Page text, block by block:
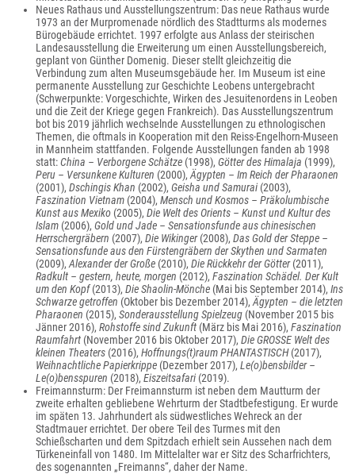
Neues Rathaus und Ausstellungszentrum: Das neue Rathaus wurde
1973 an der Murpromenade nördlich des Stadtturms als modernes
Bürogebäude errichtet. 1997 erfolgte aus Anlass der steirischen
Landesausstellung die Erweiterung um einen Ausstellungsbereich,
geplant von Günther Domenig. Dieser stellt gleichzeitig die
Verbindung zum alten Museumsgebäude her. Im Museum ist eine
permanente Ausstellung zur Geschichte Leobens untergebracht
(Schwerpunkte: Vorgeschichte, Wirken des Jesuitenordens in Leoben
und die Zeit der Kriege gegen Frankreich). Das Ausstellungszentrum
bot bis 2019 jährlich wechselnde Ausstellungen zu ethnologischen
Themen, die oftmals in Kooperation mit den Reiss-Engelhorn-Museen
in Mannheim stattfanden. Folgende Ausstellungen fanden ab 1998
statt:China – Verborgene Schätze (1998), Götter des Himalaja (1999),
Peru – Versunkene Kulturen (2000), Ägypten – Im Reich der Pharaonen
(2001), Dschingis Khan (2002), Geisha und Samurai (2003),
Faszination Vietnam (2004), Mensch und Kosmos – Präkolumbische
Kunst aus Mexiko (2005), Die Welt des Orients – Kunst und Kultur des
Islam (2006), Gold und Jade – Sensationsfunde aus chinesischen
Herrschergräbern (2007), Die Wikinger(2008), Das Gold der Steppe –
Sensationsfunde aus den Fürstengräbern der Skythen und Sarmaten
(2009), Alexander der Große (2010), Die Rückkehr der Götter(2011),
Radkult – gestern, heute, morgen (2012), Faszination Schädel. Der Kult
um den Kopf(2013), Die Shaolin-Mönche (Mai bis September 2014), Ins
Schwarze getroffen (Oktober bis Dezember 2014), Ägypten – die letzten
Pharaonen (2015), Sonderausstellung Spielzeug (November 2015 bis
Jänner 2016), Rohstoffe sind Zukunft (März bis Mai 2016), Faszination
Raumfahrt (November 2016 bis Oktober 2017), Die GROSSE Welt des
kleinen Theaters (2016), Hoffnungs(t)raum PHANTASTISCH(2017),
Weihnachtliche Papierkrippe (Dezember 2017), Le(o)bensbilder –
Le(o)bensspuren (2018), Eiszeitsafari (2019).
Freimannsturm: Der Freimannsturm ist neben dem Mautturm der
zweite erhalten gebliebene Wehrturm der Stadtbefestigung. Er wurde
im späten 13. Jahrhundert als südwestliches Wehreck an der
Stadtmauer errichtet. Der obere Teil des Turmes mit den
Schießscharten und dem Spitzdach erhielt sein Aussehen nach dem
Türkeneinfall von 1480. Im Mittelalter war er Sitz des Scharfrichters,
des sogenannten „Freimanns“, daher der Name.